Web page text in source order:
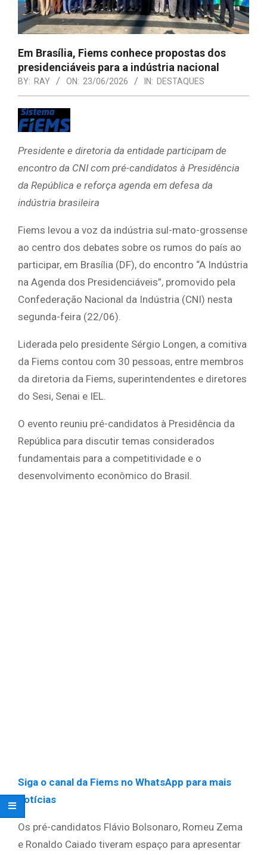
Em Brasília, Fiems conhece propostas dos
presidenciáveis para a indústria nacional
BY: RAY ON: 23/06/2026 IN: DESTAQUES
Presidente e diretoria da entidade participam de
encontro da CNI com pré-candidatos à Presidência
da República e reforça agenda em defesa da
indústria brasileira
Fiems levou a voz da indústria sul-mato-grossense
ao centro dos debates sobre os rumos do país ao
participar, em Brasília (DF), do encontro “A Indústria
na Agenda dos Presidenciáveis”, promovido pela
Confederação Nacional da Indústria (CNI) nesta
segunda-feira (22/06).
Liderada pelo presidente Sérgio Longen, a comitiva
da Fiems contou com 30 pessoas, entre membros
da diretoria da Fiems, superintendentes e diretores
do Sesi, Senai e IEL.
O evento reuniu pré-candidatos à Presidência da
República para discutir temas considerados
fundamentais para a competitividade e o
desenvolvimento econômico do Brasil.
Siga o canal da Fiems no WhatsApp para mais
notícias
Os pré-candidatos Flávio Bolsonaro, Romeu Zema
e Ronaldo Caiado tiveram espaço para apresentar